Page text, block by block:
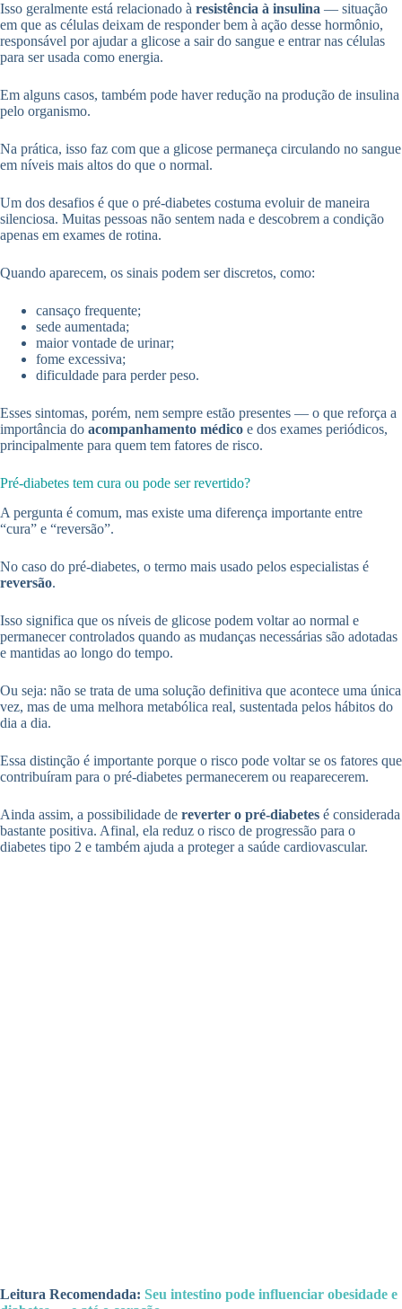
Isso geralmente está relacionado à resistência à insulina — situação
em que as células deixam de responder bem à ação desse hormônio,
responsável por ajudar a glicose a sair do sangue e entrar nas células
para ser usada como energia.
Em alguns casos, também pode haver redução na produção de insulina
pelo organismo.
Na prática, isso faz com que a glicose permaneça circulando no sangue
em níveis mais altos do que o normal.
Um dos desafios é que o pré-diabetes costuma evoluir de maneira
silenciosa. Muitas pessoas não sentem nada e descobrem a condição
apenas em exames de rotina.
Quando aparecem, os sinais podem ser discretos, como:
cansaço frequente;
sede aumentada;
maior vontade de urinar;
fome excessiva;
dificuldade para perder peso.
Esses sintomas, porém, nem sempre estão presentes — o que reforça a
importância do acompanhamento médico e dos exames periódicos,
principalmente para quem tem fatores de risco.
Pré-diabetes tem cura ou pode ser revertido?
A pergunta é comum, mas existe uma diferença importante entre
“cura” e “reversão”.
No caso do pré-diabetes, o termo mais usado pelos especialistas é
reversão.
Isso significa que os níveis de glicose podem voltar ao normal e
permanecer controlados quando as mudanças necessárias são adotadas
e mantidas ao longo do tempo.
Ou seja: não se trata de uma solução definitiva que acontece uma única
vez, mas de uma melhora metabólica real, sustentada pelos hábitos do
dia a dia.
Essa distinção é importante porque o risco pode voltar se os fatores que
contribuíram para o pré-diabetes permanecerem ou reaparecerem.
Ainda assim, a possibilidade de reverter o pré-diabetes é considerada
bastante positiva. Afinal, ela reduz o risco de progressão para o
diabetes tipo 2 e também ajuda a proteger a saúde cardiovascular.
Leitura Recomendada: Seu intestino pode influenciar obesidade e